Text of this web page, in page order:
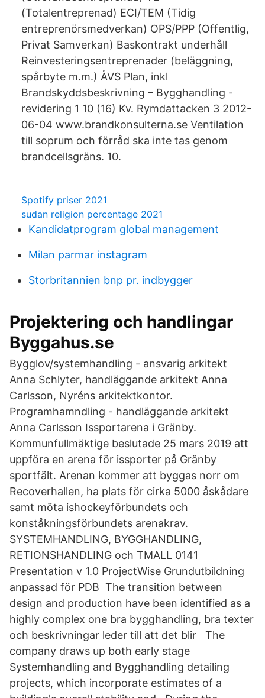
(Totalentreprenad) ECI/TEM (Tidig
entreprenörsmedverkan) OPS/PPP (Offentlig,
Privat Samverkan) Baskontrakt underhåll
Reinvesteringsentreprenader (beläggning,
spårbyte m.m.) ÅVS Plan, inkl
Brandskyddsbeskrivning – Bygghandling -
revidering 1 10 (16) Kv. Rymdattacken 3 2012-
06-04 www.brandkonsulterna.se Ventilation
till soprum och förråd ska inte tas genom
brandcellsgräns. 10.
Spotify priser 2021
sudan religion percentage 2021
Kandidatprogram global management
Milan parmar instagram
Storbritannien bnp pr. indbygger
Projektering och handlingar
Byggahus.se
Bygglov/systemhandling - ansvarig arkitekt
Anna Schlyter, handläggande arkitekt Anna
Carlsson, Nyréns arkitektkontor.
Programhamndling - handläggande arkitekt
Anna Carlsson Issportarena i Gränby.
Kommunfullmäktige beslutade 25 mars 2019 att
uppföra en arena för issporter på Gränby
sportfält. Arenan kommer att byggas norr om
Recoverhallen, ha plats för cirka 5000 åskådare
samt möta ishockeyförbundets och
konståkningsförbundets arenakrav.
SYSTEMHANDLING, BYGGHANDLING,
RETIONSHANDLING och TMALL 0141
Presentation v 1.0 ProjectWise Grundutbildning
anpassad för PDB The transition between
design and production have been identified as a
highly complex one bra bygghandling, bra texter
och beskrivningar leder till att det blir The
company draws up both early stage
Systemhandling and Bygghandling detailing
projects, which incorporate estimates of a